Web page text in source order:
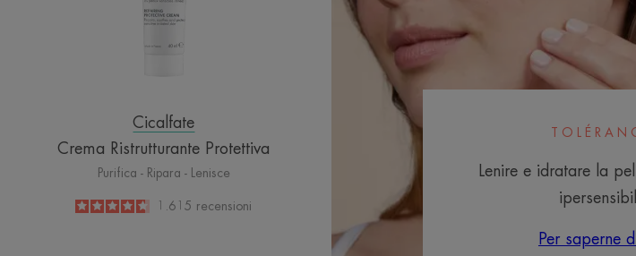
Cicalfate
Crema Ristrutturante Protettiva
Purifica - Ripara - Lenisce
4.6
1.615 recensioni
Lenire e idratare la
Per saperne